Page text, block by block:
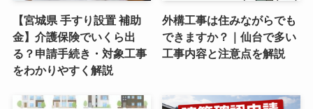
【宮城県 手すり設置 補助
金】介護保険でいくら出
る？申請手続き・対象工事
をわかりやすく解説
外構工事は住みながらでも
できますか？｜仙台で多い
工事内容と注意点を解説